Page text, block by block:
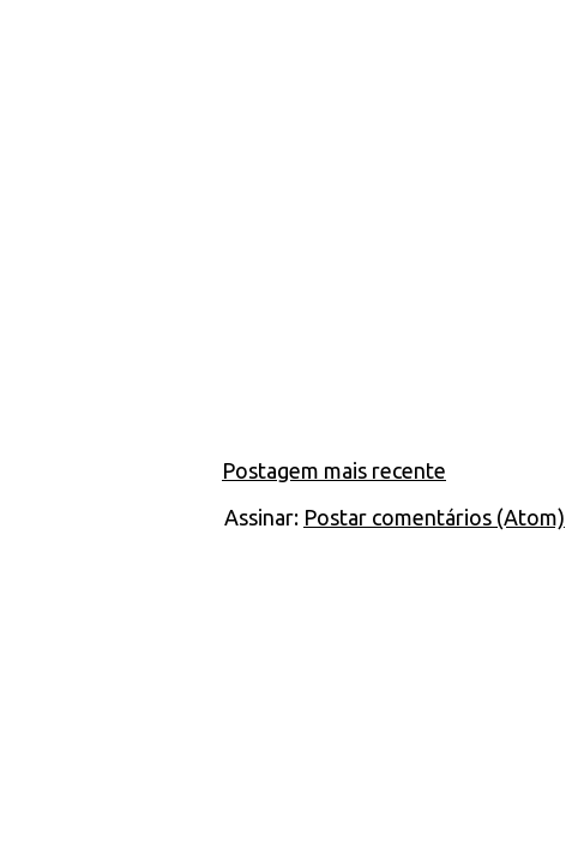
Postagem mais recente
Assinar: Postar comentários (Atom)